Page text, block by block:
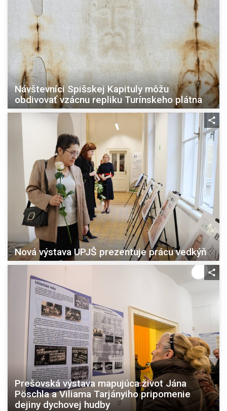
Návštevníci Spišskej Kapituly môžu
obdivovať vzácnu repliku Turínskeho plátna
Nová výstava UPJŠ prezentuje prácu vedkýň
Prešovská výstava mapujúca život Jána
Pöschla a Viliama Tarjányiho pripomenie
dejiny dychovej hudby